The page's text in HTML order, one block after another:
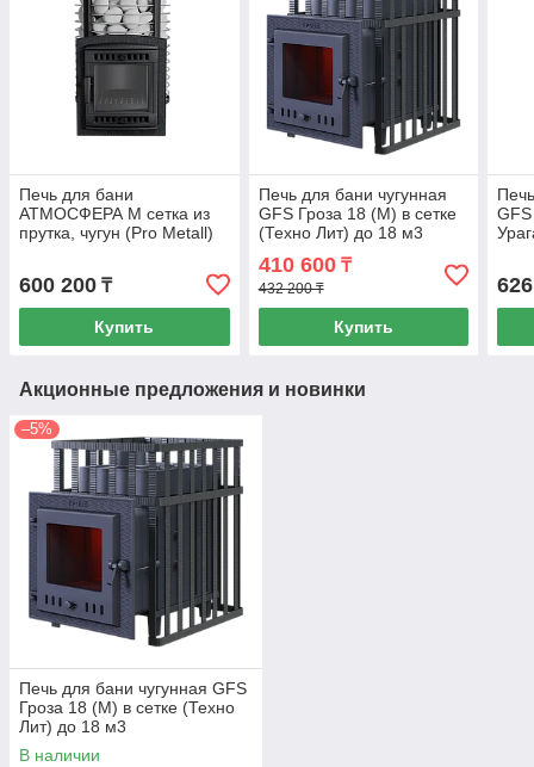
Печь для бани
АТМОСФЕРА М сетка из
прутка, чугун (Pro Metall)
600 200 ₸
Купить
Печь для бани чугунная
GFS Гроза 18 (М) в сетке
(Техно Лит) до 18 м3
410 600₸
432 200 ₸
Купить
Акционные предложения и новинки
–5%
Печь для бани чугунная GFS
Гроза 18 (М) в сетке (Техно
Лит) до 18 м3
В наличии